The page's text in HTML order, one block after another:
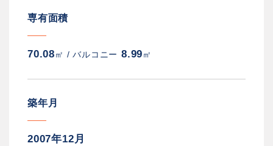
専有面積
70.08㎡ /バルコニー 8.99㎡
築年月
2007年12月